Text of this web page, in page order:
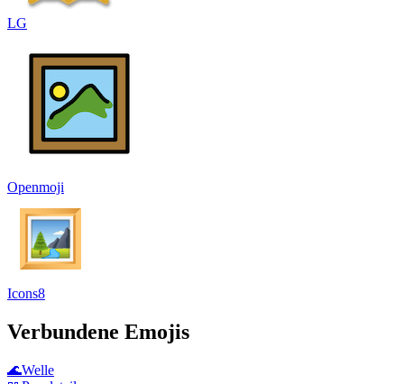
LG
Openmoji
Icons8
Verbundene Emojis
🌊Welle